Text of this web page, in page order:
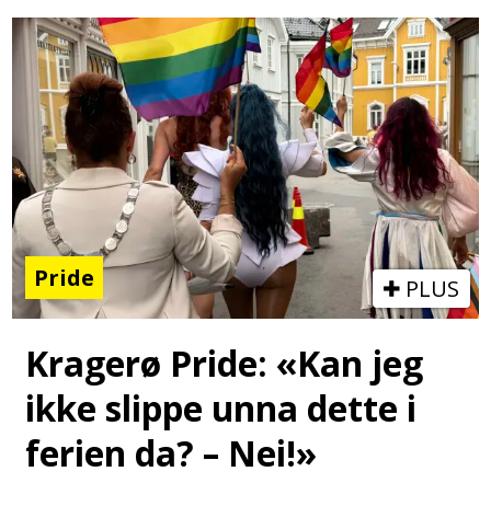
Pride PLUS
Kragerø Pride: «Kan jeg
ikke slippe unna dette i
ferien da? – Nei!»